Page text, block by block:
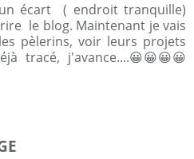
écart ( endroit tranquille)
le blog. Maintenant je vais
pèlerins, voir leurs projets
tracé, j'avance....😀😀😀😀